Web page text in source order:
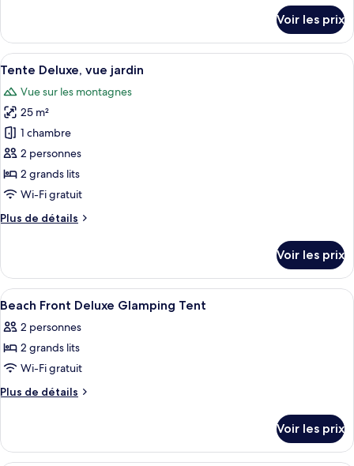
plage
le
type
de
Tente
Deluxe,
vue
plage
Voir les prix
Afficher
toutes
les
photos
pour
ce
type
de
chambre :
Tente
jardin
Une pièce confortable aménagée
15
Tente Deluxe, vue jardin
Vue sur les montagnes
25 m²
1 chambre
2 personnes
2 grands lits
Wi-Fi gratuit
Plus de détails
Plus
le
type
de
Tente
Deluxe,
jardin
Voir les prix
Afficher
toutes
les
photos
pour
ce
chambre :
Beach
Literie de qualité supérieure, matelas
13
Beach Front Deluxe Glamping Tent
2 personnes
2 grands lits
Wi-Fi gratuit
Plus de détails
Plus
le
type
Voir les prix